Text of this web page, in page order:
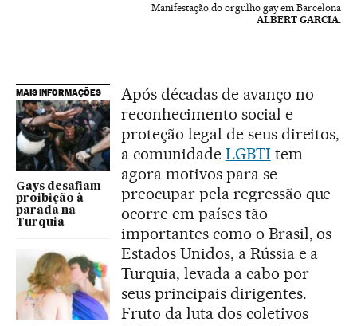
Manifestação do orgulho gay em Barcelona
ALBERT GARCIA.
MAIS INFORMAÇÕES
Gays desafiam
proibição à
parada na
Turquia
Após décadas de avanço no
reconhecimento social e
proteção legal de seus direitos,
a comunidade LGBTI tem
agora motivos para se
preocupar pela regressão que
ocorre em países tão
importantes como o Brasil, os
Estados Unidos, a Rússia e a
Turquia, levada a cabo por
seus principais dirigentes.
Fruto da luta dos coletivos